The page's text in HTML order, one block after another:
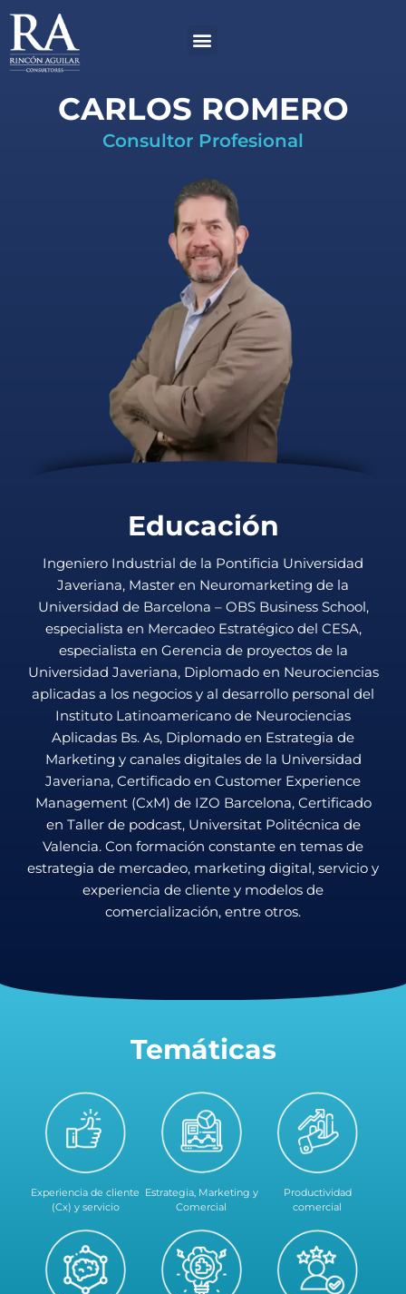
contenido
Menú
CARLOS ROMERO
Consultor Profesional
Educación
Ingeniero Industrial de la Pontificia Universidad
Javeriana, Master en Neuromarketing de la
Universidad de Barcelona – OBS Business School,
especialista en Mercadeo Estratégico del CESA,
especialista en Gerencia de proyectos de la
Universidad Javeriana, Diplomado en Neurociencias
aplicadas a los negocios y al desarrollo personal del
Instituto Latinoamericano de Neurociencias
Aplicadas Bs. As, Diplomado en Estrategia de
Marketing y canales digitales de la Universidad
Javeriana, Certificado en Customer Experience
Management (CxM) de IZO Barcelona, Certificado
en Taller de podcast, Universitat Politécnica de
Valencia. Con formación constante en temas de
estrategia de mercadeo, marketing digital, servicio y
experiencia de cliente y modelos de
comercialización, entre otros.
Temáticas
Experiencia de cliente
(Cx) y servicio
Estrategia, Marketing y
Comercial
Productividad
comercial